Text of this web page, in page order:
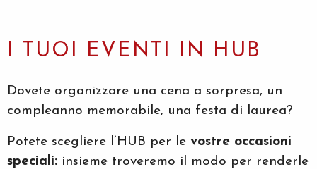
I TUOI EVENTI IN HUB
Dovete organizzare una cena a sorpresa, un
compleanno memorabile, una festa di laurea?
Potete scegliere l’HUB per le vostre occasioni
speciali: insieme troveremo il modo per renderle